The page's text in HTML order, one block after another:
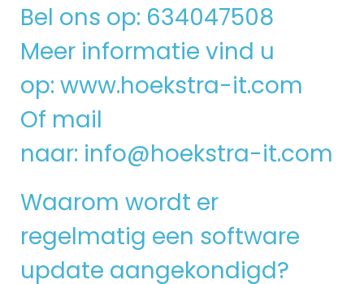
Bel ons op: 634047508
Meer informatie vind u
op: www.hoekstra-it.com
Of mail
naar: info@hoekstra-it.com
Waarom wordt er
regelmatig een software
update aangekondigd?